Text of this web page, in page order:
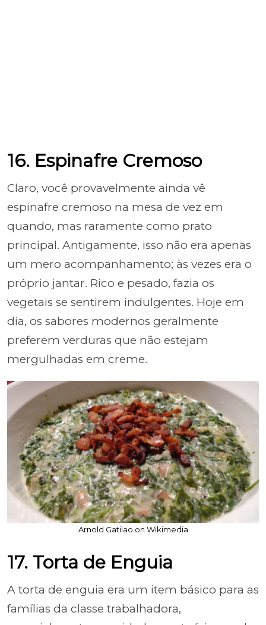
16. Espinafre Cremoso
Claro, você provavelmente ainda vê
espinafre cremoso na mesa de vez em
quando, mas raramente como prato
principal. Antigamente, isso não era apenas
um mero acompanhamento; às vezes era o
próprio jantar. Rico e pesado, fazia os
vegetais se sentirem indulgentes. Hoje em
dia, os sabores modernos geralmente
preferem verduras que não estejam
mergulhadas em creme.
Arnold Gatilao on Wikimedia
17. Torta de Enguia
A torta de enguia era um item básico para as
famílias da classe trabalhadora,